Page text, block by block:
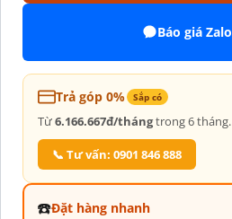
Báo giá Zalo
Trả góp 0% Sắp có
Từ6.166.667đ/thángtrong 6 tháng.
📞 Tư vấn: 0901 846 888
☎️Đặt hàng nhanh